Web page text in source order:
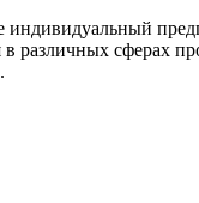
индивидуальный
различных сферах